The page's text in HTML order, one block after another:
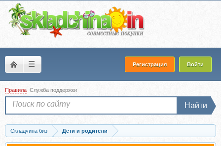
☰ Регистрация Войти
Правила Служба поддержки
Найти
Складчина биз
Дети и родители
Скачать База знаний родителей. Июль 2024 (Валентина Паевская)